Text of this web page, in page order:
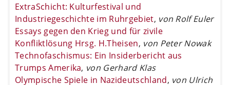
ExtraSchicht: Kulturfestival und
Industriegeschichte im Ruhrgebiet, von Rolf Euler
Essays gegen den Krieg und für zivile
Konfliktlösung Hrsg. H.Theisen, von Peter Nowak
Technofaschismus: Ein Insiderbericht aus
Trumps Amerika, von Gerhard Klas
Olympische Spiele in Nazideutschland, von Ulrich